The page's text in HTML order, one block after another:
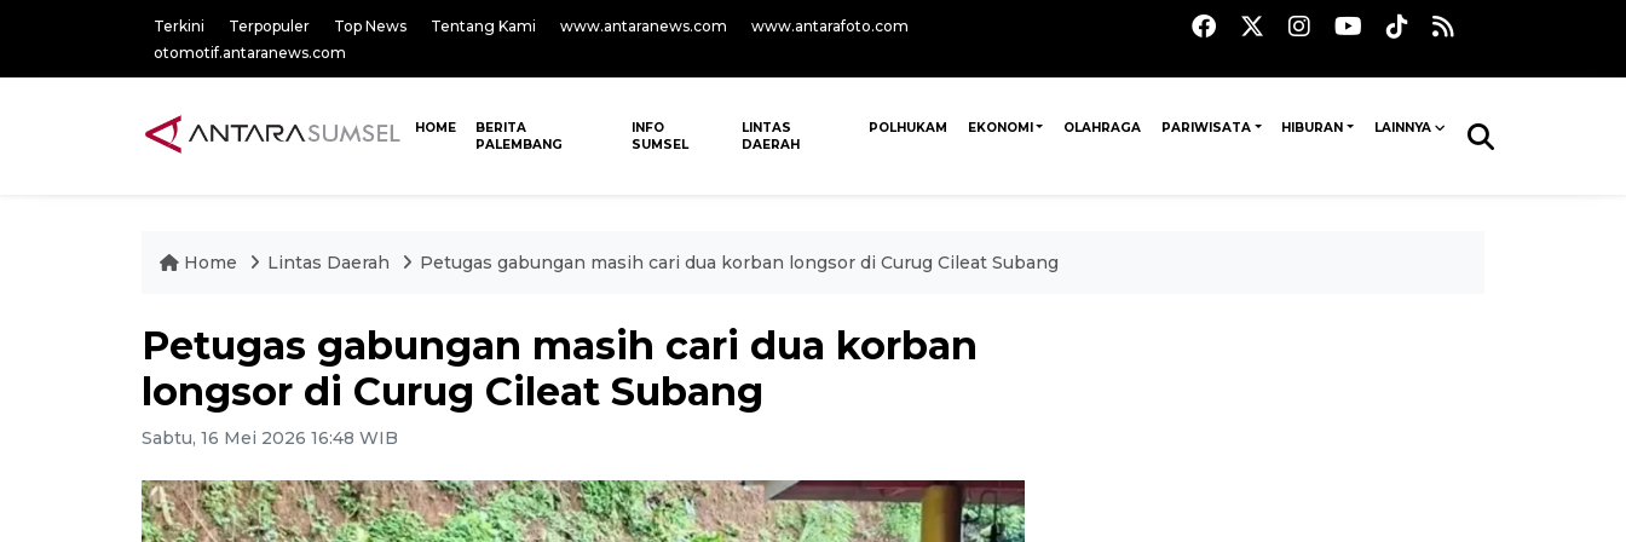
Terkini Terpopuler Top News Tentang Kami www.antaranews.com
www.antarafoto.com
otomotif.antaranews.com
HOME
BERITA
PALEMBANG
INFO
SUMSEL
LINTAS
DAERAH
POLHUKAM EKONOMI OLAHRAGA PARIWISATA HIBURAN LAINNYA
Home Lintas Daerah Petugas gabungan masih cari dua korban longsor di Curug Cileat Subang
Petugas gabungan masih cari dua korban
longsor di Curug Cileat Subang
Sabtu, 16 Mei 2026 16:48 WIB